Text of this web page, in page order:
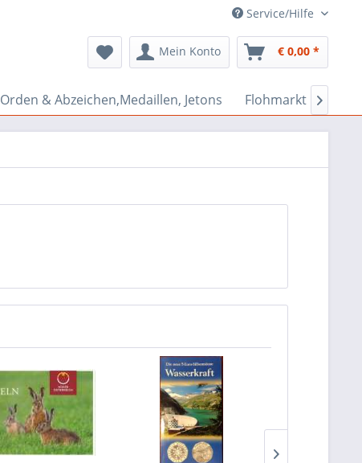
Service/Hilfe
Mein Konto € 0,00 *
Orden & Abzeichen,Medaillen, Jetons Flohmarkt Bazar
